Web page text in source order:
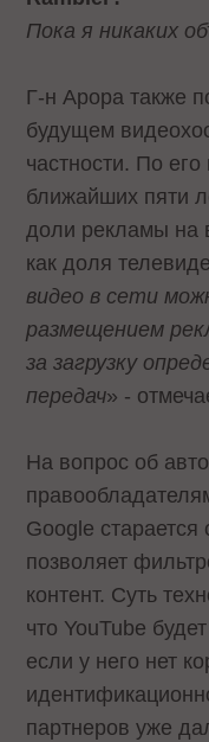
Пока я никаких
Г-н Арора также
будущем
частности. По
ближайших пяти
доли рекламы на
как доля
видео в сети
размещением
за загрузку
передач» -
На вопрос об
Google старается
позволяет
контент. Суть
что YouTube
если у него нет
партнеров уже